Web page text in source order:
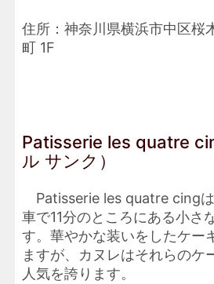
住所：神奈川県横浜市中区桜
町 1F
Patisserie les quatre
ル サンク）
Patisserie les quatre cingは
車で11分のところにある小さ
す。華やかな装いをしたケー
ますが、カヌレはそれらのケ
人気を誇ります。